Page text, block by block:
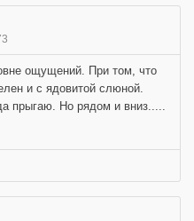
ощущений. При том, что
и с ядовитой слюной.
прыгаю. Но рядом и вниз.....